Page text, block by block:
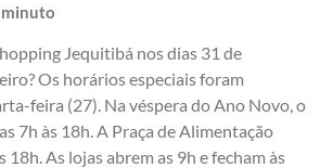
minuto
Jequitibá nos dias 31 de
Os horários especiais foram
feira (27). Na véspera do Ano Novo, o
7h às 18h. A Praça de Alimentação
18h. As lojas abrem as 9h e fecham às